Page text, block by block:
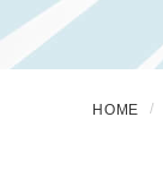
HOME